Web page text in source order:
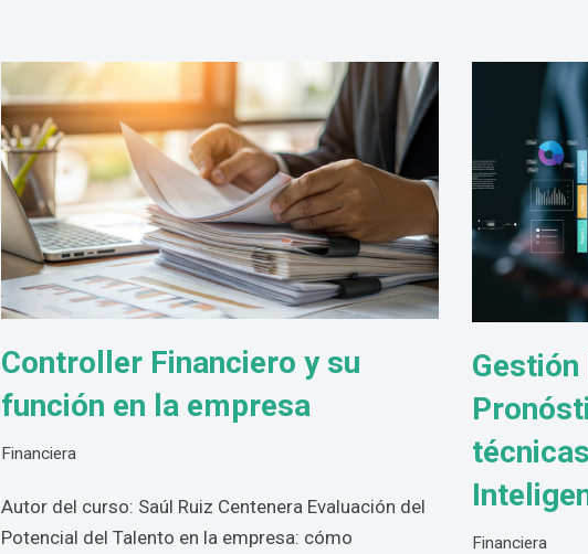
Controller Financiero y su
función en la empresa
Financiera
Autor del curso: Saúl Ruiz Centenera Evaluación del
Potencial del Talento en la empresa: cómo
Financiera